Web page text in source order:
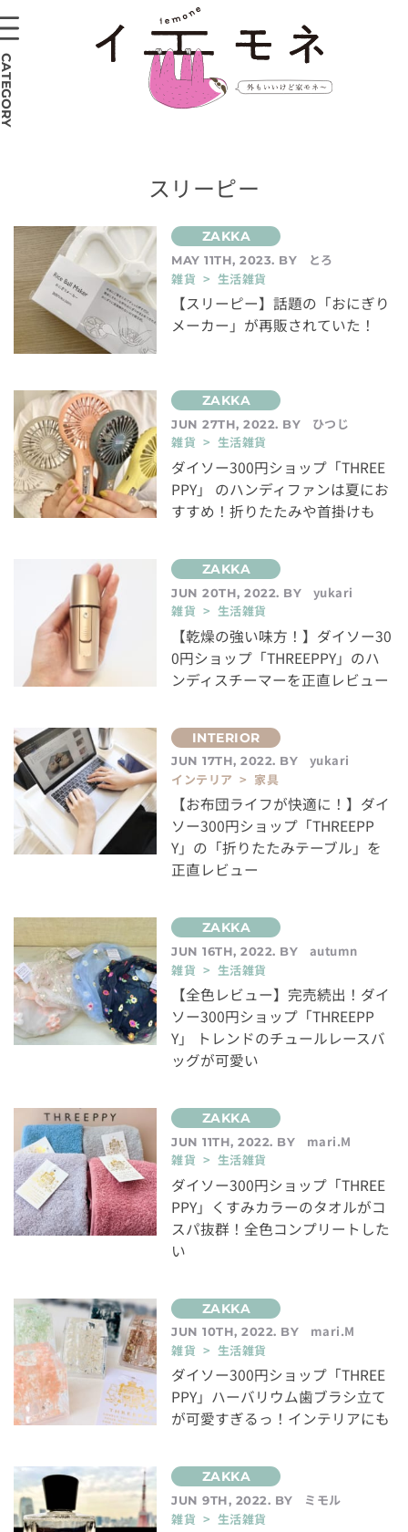
スリーピー
MAY 11TH, 2023. BY
とろ
雑貨 > 生活雑貨
【スリーピー】話題の「おにぎり
メーカー」が再販されていた！
JUN 27TH, 2022. BY
ひつじ
雑貨 > 生活雑貨
ダイソー300円ショップ「THREE
PPY」 のハンディファンは夏にお
すすめ！折りたたみや首掛けも
JUN 20TH, 2022. BY
yukari
雑貨 > 生活雑貨
【乾燥の強い味方！】ダイソー30
0円ショップ「THREEPPY」のハ
ンディスチーマーを正直レビュー
JUN 17TH, 2022. BY
yukari
インテリア > 家具
【お布団ライフが快適に！】ダイ
ソー300円ショップ「THREEPP
Y」の「折りたたみテーブル」を
正直レビュー
JUN 16TH, 2022. BY
autumn
雑貨 > 生活雑貨
【全色レビュー】完売続出！ダイ
ソー300円ショップ「THREEPP
Y」 トレンドのチュールレースバ
ッグが可愛い
JUN 11TH, 2022. BY
mari.M
雑貨 > 生活雑貨
ダイソー300円ショップ「THREE
PPY」くすみカラーのタオルがコ
スパ抜群！全色コンプリートした
い
JUN 10TH, 2022. BY
mari.M
雑貨 > 生活雑貨
ダイソー300円ショップ「THREE
PPY」ハーバリウム歯ブラシ立て
が可愛すぎるっ！インテリアにも
JUN 9TH, 2022. BY
ミモル
雑貨 > 生活雑貨